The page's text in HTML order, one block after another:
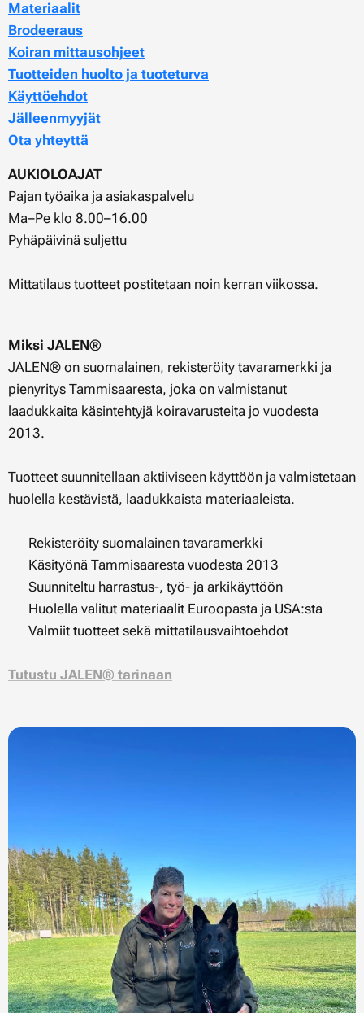
Materiaalit
Brodeeraus
Koiran mittausohjeet
Tuotteiden huolto ja tuoteturva
Käyttöehdot
Jälleenmyyjät
Ota yhteyttä
AUKIOLOAJAT
Pajan työaika ja asiakaspalvelu
Ma–Pe klo 8.00–16.00
Pyhäpäivinä suljettu
Mittatilaus tuotteet postitetaan noin kerran viikossa.
Miksi JALEN®
JALEN® on suomalainen, rekisteröity tavaramerkki ja
pienyritys Tammisaaresta, joka on valmistanut
laadukkaita käsintehtyjä koiravarusteita jo vuodesta
2013.
Tuotteet suunnitellaan aktiiviseen käyttöön ja valmistetaan
huolella kestävistä, laadukkaista materiaaleista.
✔ Rekisteröity suomalainen tavaramerkki
✔ Käsityönä Tammisaaresta vuodesta 2013
✔ Suunniteltu harrastus-, työ- ja arkikäyttöön
✔ Huolella valitut materiaalit Euroopasta ja USA:sta
✔ Valmiit tuotteet sekä mittatilausvaihtoehdot
Tutustu JALEN® tarinaan